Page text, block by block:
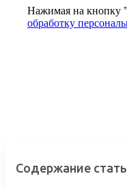
Нажимая на кнопку
обработку
Содержание